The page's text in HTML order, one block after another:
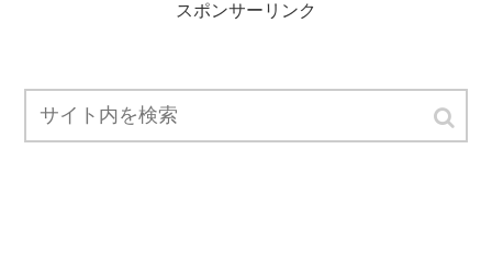
スポンサーリンク